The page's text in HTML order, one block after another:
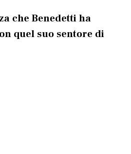
che Benedetti ha
quel suo sentore di